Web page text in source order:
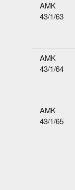
AMK
43/1/63
AMK
43/1/64
AMK
43/1/65